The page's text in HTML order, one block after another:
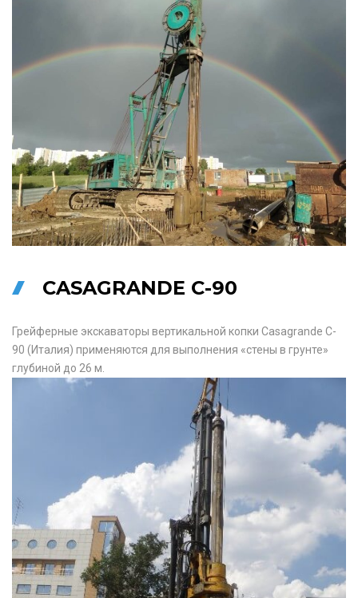
CASAGRANDE C-90
Грейферные экскаваторы вертикальной копки Casagrande C-
90 (Италия) применяются для выполнения «стены в грунте»
глубиной до 26 м.